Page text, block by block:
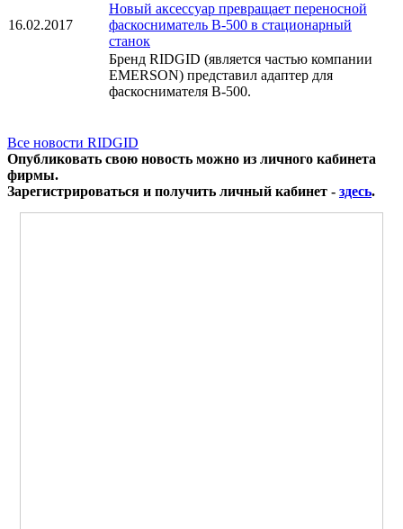
16.02.2017
Новый аксессуар превращает переносной
фаскосниматель B-500 в стационарный
станок
Бренд RIDGID (является частью компании
EMERSON) представил адаптер для
фаскоснимателя B-500.
Все новости RIDGID
Опубликовать свою новость можно из личного кабинета
фирмы.
Зарегистрироваться и получить личный кабинет - здесь.